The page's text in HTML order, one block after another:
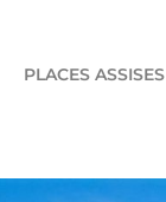
PLACES ASSISES